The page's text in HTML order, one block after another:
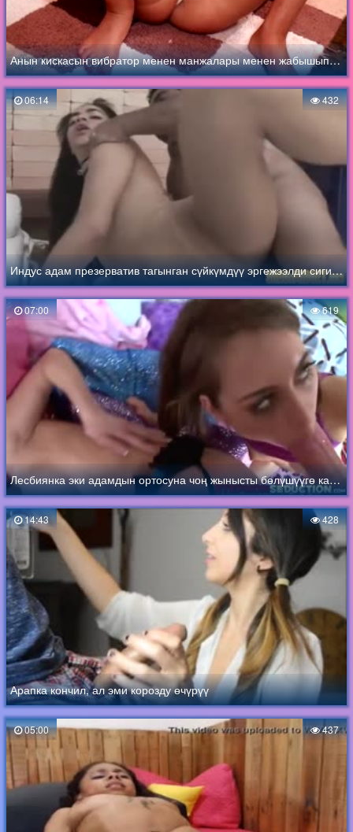
Анын кискасын вибратор менен манжалары менен жабышып, бүт жол менен жабышат
06:14 432
Индус адам презерватив тагынган сүйкүмдүү эргежээлди сигишип жатат
07:00 619
Лесбиянка эки адамдын ортосуна чоң жынысты бөлүшүүгө каршы эмес
14:43 428
Арапка кончил, ал эми корозду өчүрүү
05:00 437